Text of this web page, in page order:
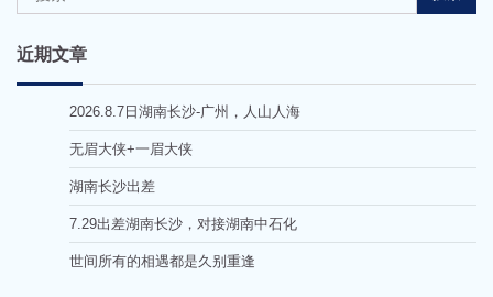
索：
近期文章
2026.8.7日湖南长沙-广州，人山人海
无眉大侠+一眉大侠
湖南长沙出差
7.29出差湖南长沙，对接湖南中石化
世间所有的相遇都是久别重逢